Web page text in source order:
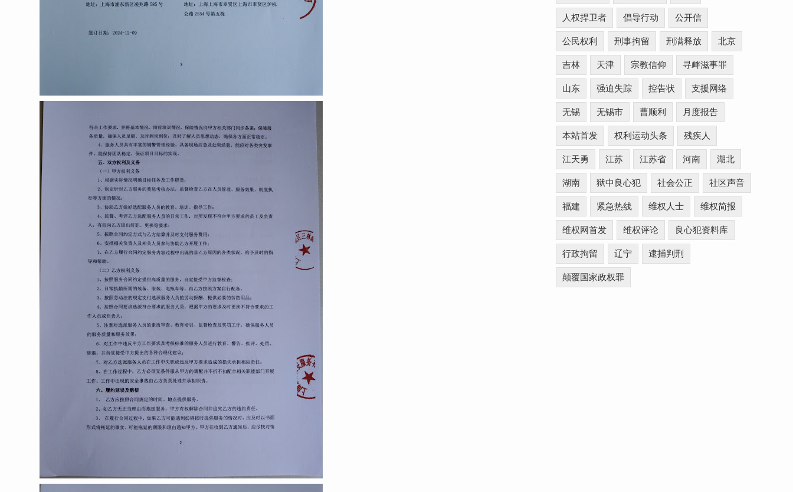
人权捍卫者 倡导行动 公开信
公民权利 刑事拘留 刑满释放 北京
吉林 天津 宗教信仰 寻衅滋事罪
山东 强迫失踪 控告状 支援网络
无锡 无锡市 曹顺利 月度报告
本站首发 权利运动头条 残疾人
江天勇 江苏 江苏省 河南 湖北
湖南 狱中良心犯 社会公正 社区声音
福建 紧急热线 维权人士 维权简报
维权网首发 维权评论 良心犯资料库
行政拘留 辽宁 逮捕判刑
颠覆国家政权罪